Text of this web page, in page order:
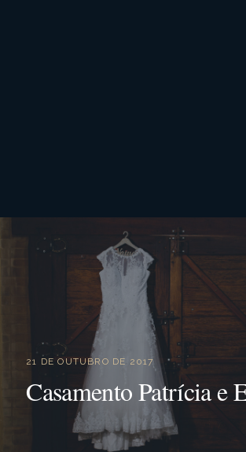
21 DE OUTUBRO DE 2017
Casamento Patrícia e